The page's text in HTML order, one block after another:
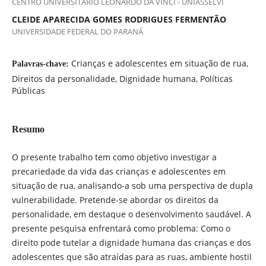
CLEIDE APARECIDA GOMES RODRIGUES FERMENTÃO
UNIVERSIDADE FEDERAL DO PARANÁ
Palavras-chave: Crianças e adolescentes em situação de rua,
Direitos da personalidade, Dignidade humana, Políticas
Públicas
Resumo
O presente trabalho tem como objetivo investigar a
precariedade da vida das crianças e adolescentes em
situação de rua, analisando-a sob uma perspectiva de dupla
vulnerabilidade. Pretende-se abordar os direitos da
personalidade, em destaque o desenvolvimento saudável. A
presente pesquisa enfrentará como problema: Como o
direito pode tutelar a dignidade humana das crianças e dos
adolescentes que são atraídas para as ruas, ambiente hostil